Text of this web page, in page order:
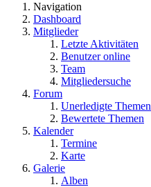
Navigation
Dashboard
Mitglieder
Letzte Aktivitäten
Benutzer online
Team
Mitgliedersuche
Forum
Unerledigte Themen
Bewertete Themen
Kalender
Termine
Karte
Galerie
Alben